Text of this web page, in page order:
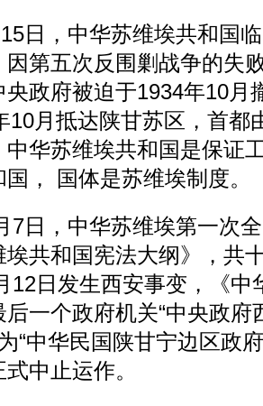
日，中华苏维埃共和国
因第五次反围剿战争的失
央政府被迫于1934年10月
10月抵达陕甘苏区，首都
中华苏维埃共和国是保证
， 国体是苏维埃制度。
7日，中华苏维埃第一次
埃共和国宪法大纲》，共
12日发生西安事变，《中
一个政府机关“中央政府
“中华民国陕甘宁边区政
中止运作。